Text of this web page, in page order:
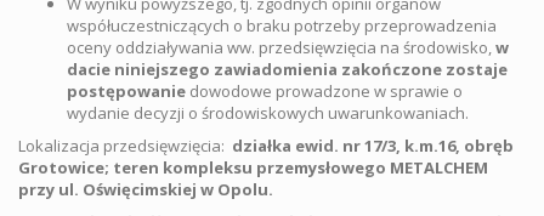
współuczestniczących o braku potrzeby przeprowadzenia
oceny oddziaływania ww. przedsięwzięcia na środowisko,w
dacie niniejszego zawiadomienia zakończone zostaje
postępowanie dowodowe prowadzone w sprawie o
wydanie decyzji o środowiskowych uwarunkowaniach.
Lokalizacja przedsięwzięcia: działka ewid. nr 17/3, k.m.16, obręb
Grotowice; teren kompleksu przemysłowego METALCHEM
przy ul. Oświęcimskiej w Opolu.